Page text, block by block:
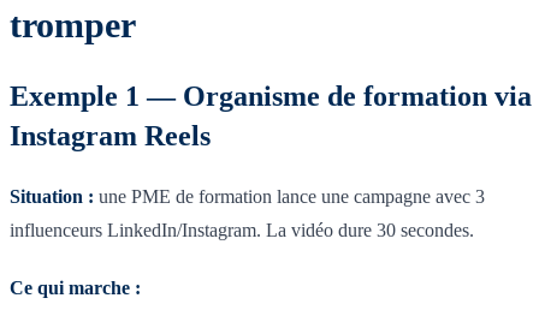
tromper
Exemple 1 — Organisme de formation via
Instagram Reels
Situation : une PME de formation lance une campagne avec 3
influenceurs LinkedIn/Instagram. La vidéo dure 30 secondes.
Ce qui marche :